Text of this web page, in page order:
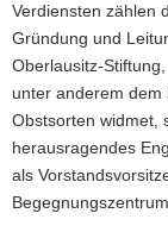
Verdiensten zählen
Gründung und
Oberlausitz-
unter anderem dem
Obstsorten widmet,
herausragendes
als